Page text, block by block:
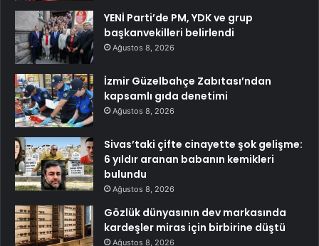
YENİ Parti’de PM, YDK ve grup
başkanvekilleri belirlendi
Ağustos 8, 2026
İzmir Güzelbahçe Zabıtası’ndan
kapsamlı gıda denetimi
Ağustos 8, 2026
Sivas’taki çifte cinayette şok gelişme:
6 yıldır aranan babanın kemikleri
bulundu
Ağustos 8, 2026
Gözlük dünyasının dev markasında
kardeşler miras için birbirine düştü
Ağustos 8, 2026